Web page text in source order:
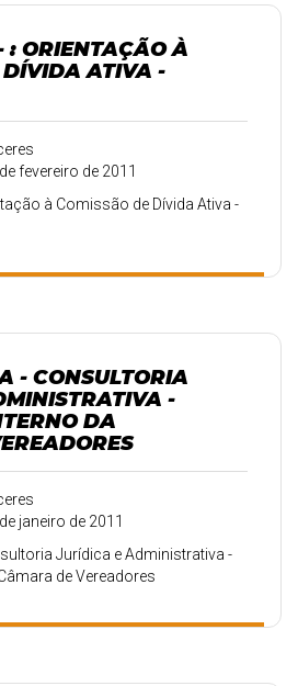
: ORIENTAÇÃO À
DÍVIDA ATIVA -
fevereiro de 2011
à Comissão de Dívida Ativa -
- CONSULTORIA
-
DA
janeiro de 2011
Jurídica e Administrativa -
de Vereadores